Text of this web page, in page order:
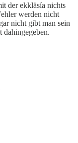
der ekkläsía nichts
werden nicht
nicht gibt man sein
dahingegeben.